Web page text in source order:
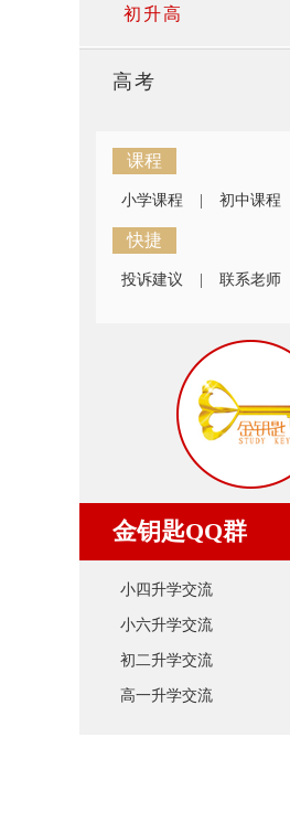
初升高
高考
课程
小学课程 初中课程
快捷
投诉建议 联系老师
金钥匙QQ群
小四升学交流
小六升学交流
初二升学交流
高一升学交流